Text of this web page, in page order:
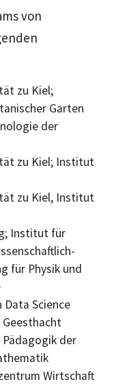
von
zu Kiel;
Garten
der
zu Kiel; Institut
zu Kiel, Institut
Institut für
für Physik und
Data Science
der
Wirtschaft